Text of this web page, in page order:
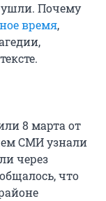
ушли. Почему
время,
8 марта от
СМИ узнали
через
что